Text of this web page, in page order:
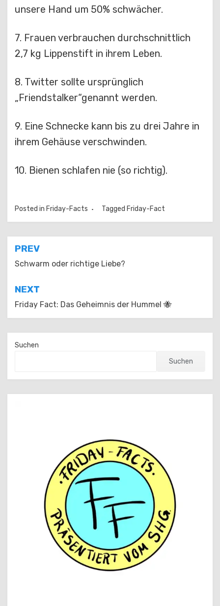
unsere Hand um 50% schwächer.
7. Frauen verbrauchen durchschnittlich
2,7 kg Lippenstift in ihrem Leben.
8. Twitter sollte ursprünglich
„Friendstalker“genannt werden.
9. Eine Schnecke kann bis zu drei Jahre in
ihrem Gehäuse verschwinden.
10. Bienen schlafen nie (so richtig).
Posted in Friday-Facts Tagged Friday-Fact
Beitragsnavigation
PREV
Schwarm oder richtige Liebe?
NEXT
Friday Fact: Das Geheimnis der Hummel 🐝
Suchen
Suchen